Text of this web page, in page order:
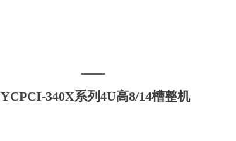
YCPCI-340X系列4U高8/14槽整机